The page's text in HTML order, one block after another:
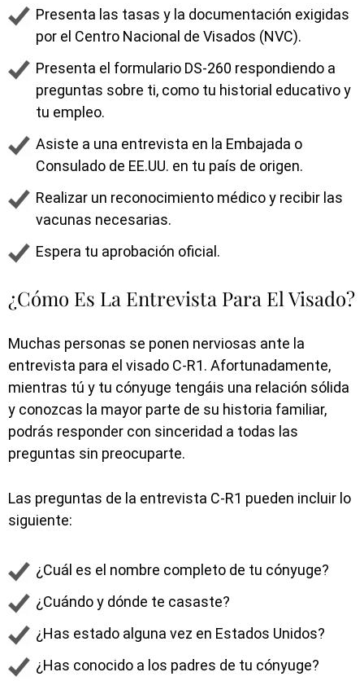
Presenta las tasas y la documentación exigidas
por el Centro Nacional de Visados (NVC).
Presenta el formulario DS-260 respondiendo a
preguntas sobre ti, como tu historial educativo y
tu empleo.
Asiste a una entrevista en la Embajada o
Consulado de EE.UU. en tu país de origen.
Realizar un reconocimiento médico y recibir las
vacunas necesarias.
Espera tu aprobación oficial.
¿Cómo Es La Entrevista Para El Visado?
Muchas personas se ponen nerviosas ante la
entrevista para el visado C-R1. Afortunadamente,
mientras tú y tu cónyuge tengáis una relación sólida
y conozcas la mayor parte de su historia familiar,
podrás responder con sinceridad a todas las
preguntas sin preocuparte.
Las preguntas de la entrevista C-R1 pueden incluir lo
siguiente:
¿Cuál es el nombre completo de tu cónyuge?
¿Cuándo y dónde te casaste?
¿Has estado alguna vez en Estados Unidos?
¿Has conocido a los padres de tu cónyuge?